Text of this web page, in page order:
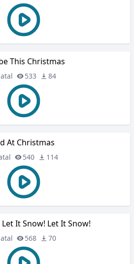
This Christmas
533 84
At Christmas
540 114
It Snow! Let It Snow!
568 70